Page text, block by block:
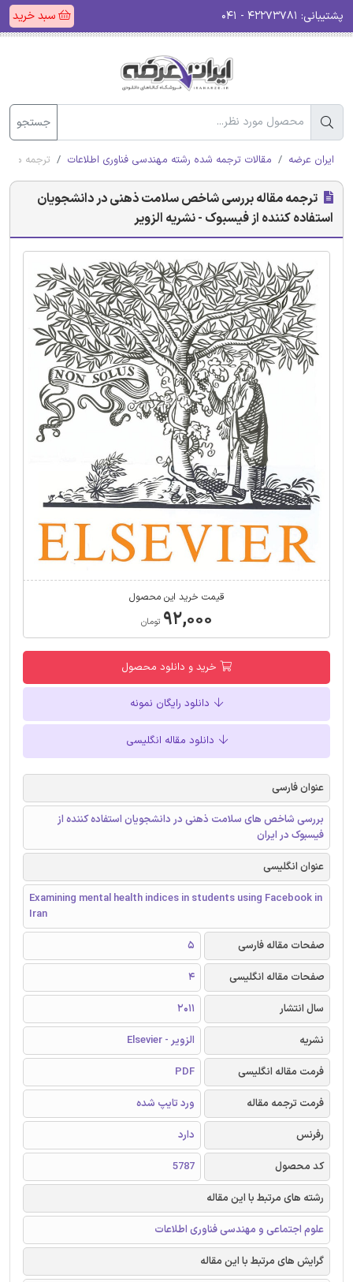
پشتیبانی: سبد خرید
جستجو
ایران عرضه مقالات ترجمه شده رشته مهندسی فناوری اطلاعات ترجمه
ترجمه مقاله بررسی شاخص سلامت ذهنی در دانشجویان
استفاده کننده از فیسبوک - نشریه الزویر
قیمت خرید این محصول
۹۲,۰۰۰ تومان
خرید و دانلود محصول
دانلود رایگان نمونه
دانلود مقاله انگلیسی
عنوان فارسی
بررسی شاخص های سلامت ذهنی در دانشجویان استفاده کننده از
فیسبوک در ایران
عنوان انگلیسی
Examining mental health indices in students using Facebook in
Iran
صفحات مقاله فارسی
5
صفحات مقاله انگلیسی
4
سال انتشار
2011
نشریه
الزویر - Elsevier
فرمت مقاله انگلیسی
PDF
فرمت ترجمه مقاله
ورد تایپ شده
رفرنس
دارد
کد محصول
5787
رشته های مرتبط با این مقاله
علوم اجتماعی و مهندسی فناوری اطلاعات
گرایش های مرتبط با این مقاله